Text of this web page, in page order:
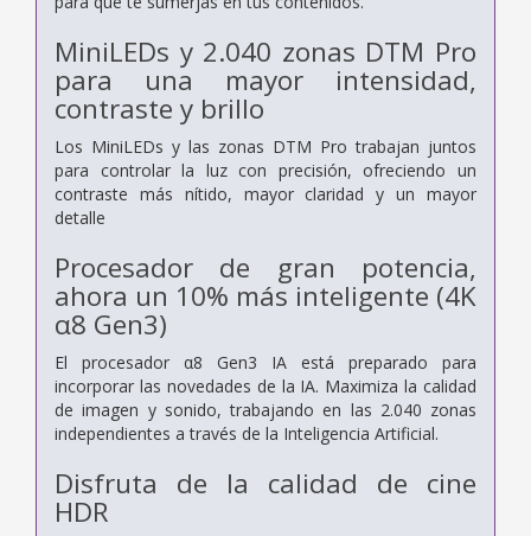
MiniLEDs y 2.040 zonas DTM Pro
para una mayor intensidad,
contraste y brillo
Los MiniLEDs y las zonas DTM Pro trabajan juntos
para controlar la luz con precisión, ofreciendo un
contraste más nítido, mayor claridad y un mayor
detalle
Procesador de gran potencia,
ahora un 10% más inteligente (4K
α8 Gen3)
El procesador α8 Gen3 IA está preparado para
incorporar las novedades de la IA. Maximiza la calidad
de imagen y sonido, trabajando en las 2.040 zonas
independientes a través de la Inteligencia Artificial.
Disfruta de la calidad de cine
HDR